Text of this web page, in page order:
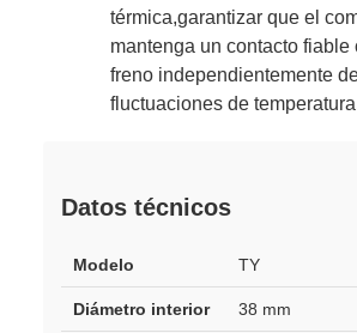
térmica,garantizar que el
mantenga un contacto fiable
freno independientemente
fluctuaciones de
Datos técnicos
Modelo TY
Diámetro interior 38 mm